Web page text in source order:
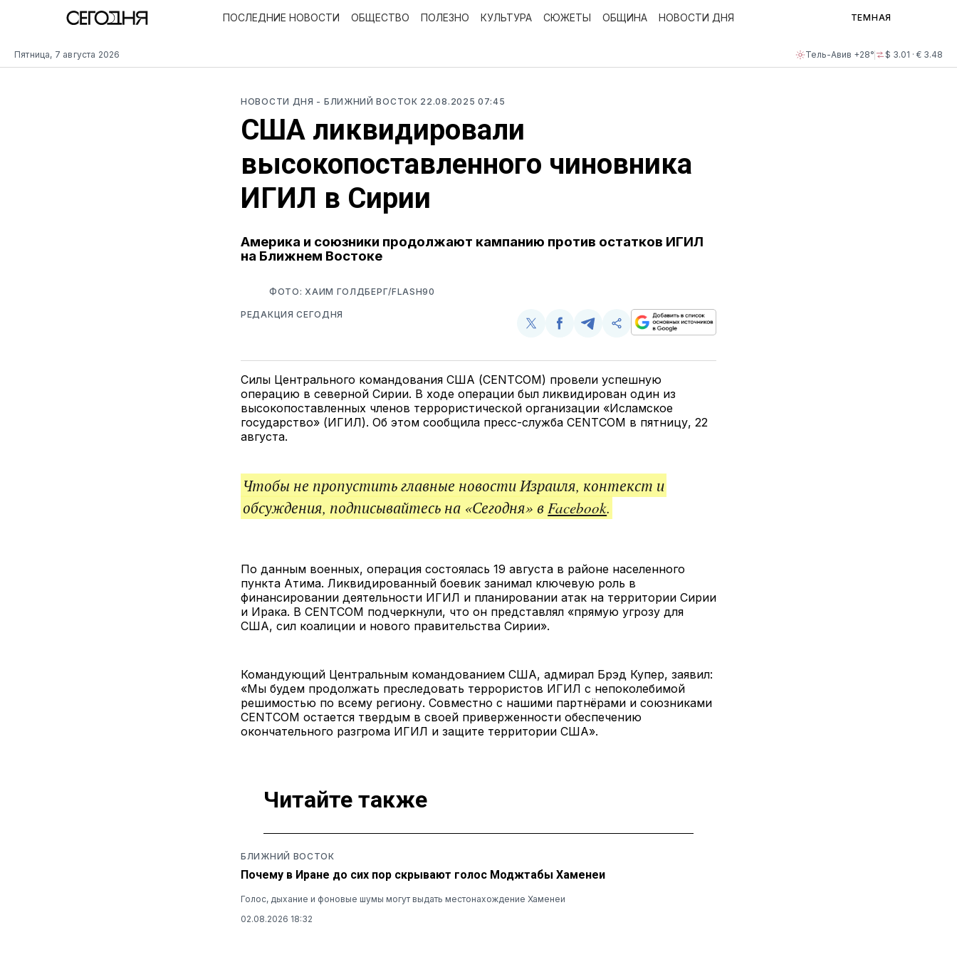
Пятница, 7 августа 2026 Тель-Авив +28° $ 3.01 · € 3.48
ПОСЛЕДНИЕ НОВОСТИ ОБЩЕСТВО ПОЛЕЗНО КУЛЬТУРА СЮЖЕТЫ ОБЩИНА НОВОСТИ ДНЯ ТЕМНАЯ
НОВОСТИ ДНЯ - БЛИЖНИЙ ВОСТОК 22.08.2025 07:45
США ликвидировали
высокопоставленного чиновника
ИГИЛ в Сирии
Америка и союзники продолжают кампанию против остатков ИГИЛ
на Ближнем Востоке
ФОТО: ХАИМ ГОЛДБЕРГ/FLASH90
РЕДАКЦИЯ СЕГОДНЯ
Поделиться
Twitter
Поделиться
Facebook
Поделиться
Telegram
Скопируйте
поделитесь
Силы Центрального командования США (CENTCOM) провели успешную
операцию в северной Сирии. В ходе операции был ликвидирован один из
высокопоставленных членов террористической организации «Исламское
государство» (ИГИЛ). Об этом сообщила пресс-служба CENTCOM в пятницу, 22
августа.
Чтобы не пропустить главные новости Израиля, контекст и
обсуждения, подписывайтесь на «Сегодня» вFacebook.
По данным военных, операция состоялась 19 августа в районе населенного
пункта Атима. Ликвидированный боевик занимал ключевую роль в
финансировании деятельности ИГИЛ и планировании атак на территории Сирии
и Ирака. В CENTCOM подчеркнули, что он представлял «прямую угрозу для
США, сил коалиции и нового правительства Сирии».
Командующий Центральным командованием США, адмирал Брэд Купер, заявил:
«Мы будем продолжать преследовать террористов ИГИЛ с непоколебимой
решимостью по всему региону. Совместно с нашими партнёрами и союзниками
CENTCOM остается твердым в своей приверженности обеспечению
окончательного разгрома ИГИЛ и защите территории США».
Читайте также
БЛИЖНИЙ ВОСТОК
Почему в Иране до сих пор скрывают голос Моджтабы Хаменеи
Голос, дыхание и фоновые шумы могут выдать местонахождение Хаменеи
02.08.2026 18:32